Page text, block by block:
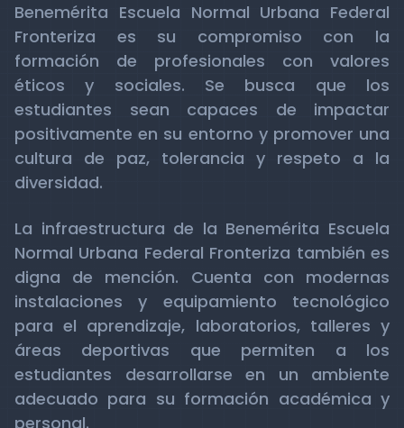
Benemérita Escuela Normal Urbana Federal
Fronteriza es su compromiso con la
formación de profesionales con valores
éticos y sociales. Se busca que los
estudiantes sean capaces de impactar
positivamente en su entorno y promover una
cultura de paz, tolerancia y respeto a la
diversidad.
La infraestructura de la Benemérita Escuela
Normal Urbana Federal Fronteriza también es
digna de mención. Cuenta con modernas
instalaciones y equipamiento tecnológico
para el aprendizaje, laboratorios, talleres y
áreas deportivas que permiten a los
estudiantes desarrollarse en un ambiente
adecuado para su formación académica y
personal.